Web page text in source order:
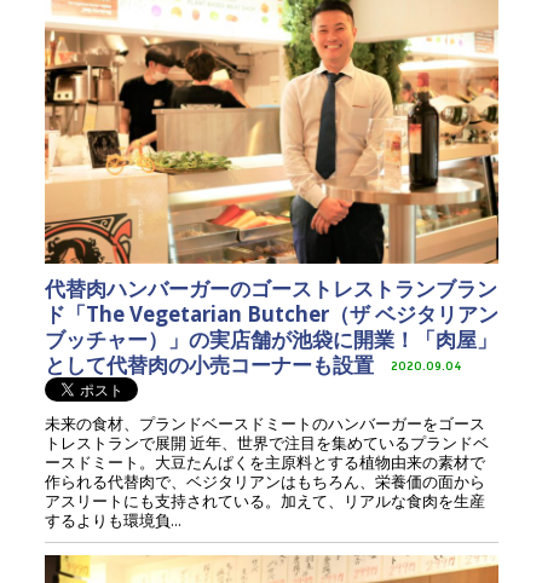
代替肉ハンバーガーのゴーストレストランブラン
ド「The Vegetarian Butcher（ザ ベジタリアン
ブッチャー）」の実店舗が池袋に開業！「肉屋」
として代替肉の小売コーナーも設置
2020.09.04
未来の食材、プランドベースドミートのハンバーガーをゴース
トレストランで展開 近年、世界で注目を集めているプランドベ
ースドミート。大豆たんぱくを主原料とする植物由来の素材で
作られる代替肉で、ベジタリアンはもちろん、栄養価の面から
アスリートにも支持されている。加えて、リアルな食肉を生産
するよりも環境負...